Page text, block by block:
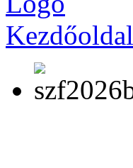
Kezdőoldal